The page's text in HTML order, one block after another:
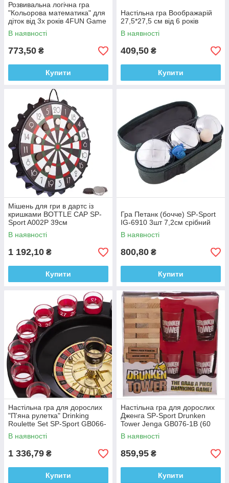
Розвивальна логічна гра
"Кольорова математика" для
діток від 3х років 4FUN Game
Club, 75054
В наявності
773,50 ₴
Купити
Настільна гра Воображарій
27,5*27,5 см від 6 років
В наявності
409,50 ₴
Купити
Мішень для гри в дартс із
кришками BOTTLE CAP SP-
Sport A002P 39см
В наявності
1 192,10 ₴
Купити
Гра Петанк (бочче) SP-Sport
IG-6910 3шт 7,2см срібний
В наявності
800,80 ₴
Купити
Настільна гра для дорослих
"П'яна рулетка" Drinking
Roulette Set SP-Sport GB066-
P (на16 стопок)
В наявності
1 336,79 ₴
Купити
Настільна гра для дорослих
Дженга SP-Sport Drunken
Tower Jenga GB076-1B (60
шт)
В наявності
859,95 ₴
Купити